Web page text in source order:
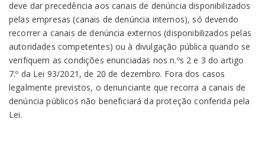
deve dar precedência aos canais de denúncia disponibilizados
pelas empresas (canais de denúncia internos), só devendo
recorrer a canais de denúncia externos (disponibilizados pelas
autoridades competentes) ou à divulgação pública quando se
verifiquem as condições enunciadas nos n.ºs 2 e 3 do artigo
7.º da Lei 93/2021, de 20 de dezembro. Fora dos casos
legalmente previstos, o denunciante que recorra a canais de
denúncia públicos não beneficiará da proteção conferida pela
Lei.